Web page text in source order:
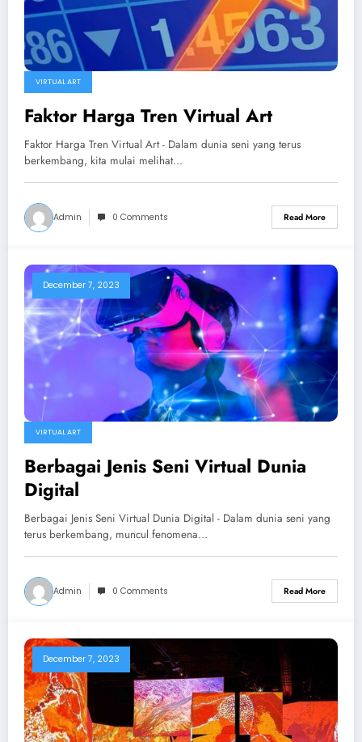
VIRTUAL ART
Faktor Harga Tren Virtual Art
Faktor Harga Tren Virtual Art - Dalam dunia seni yang terus
berkembang, kita mulai melihat…
Admin 0 Comments Read More
December 7, 2023
VIRTUAL ART
Berbagai Jenis Seni Virtual Dunia
Digital
Berbagai Jenis Seni Virtual Dunia Digital - Dalam dunia seni yang
terus berkembang, muncul fenomena…
Admin 0 Comments Read More
December 7, 2023